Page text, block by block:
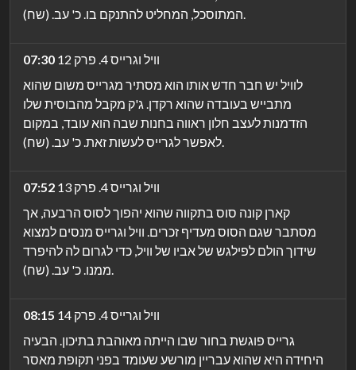
המתוסכל, המחליט להתנקם בו. כ' עב. (שח).
07:30
וויל וגרייס 4. פרק 12
לוויל יש חבר חדש אותו הוא מסתיר מגרייס משום שהוא
מתבייש בעובדה שהוא רקדן. ג'ק מקבל מהבוסית שלו
הזדמנות לעצב חלון ראווה בחנות שבה הוא עובד, במקום
לאפשר לגרייס לעשות זאת. כ' עב. (שח).
07:52
וויל וגרייס 4. פרק 13
קארן קונה סוס בתקווה שהוא יהפוך לסוס הרבעה, אך
מסתבר שגם הסוס מעדיף זכרים. וויל וגרייס מנסים למצוא
שידוך הולם לפילגש של אביו של וויל, כדי לגרום לה להיפרד
ממנו. כ' עב. (שח).
08:15
וויל וגרייס 4. פרק 14
גרייס פוגשת בחור שבו הייתה מאוהבת בתיכון. הבעיה
היחידה היא שהוא עבריין מורשע שעומד בפני תקופת מאסר